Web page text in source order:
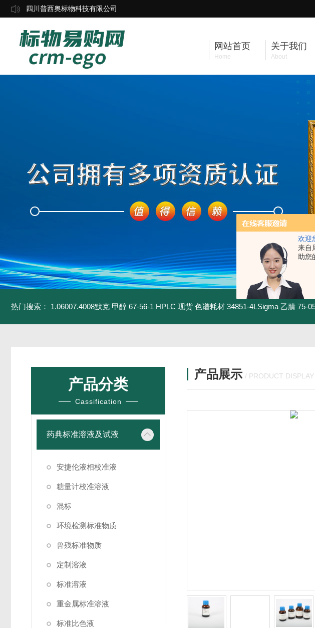
欢迎
来自
助您
四川普西奥标物科技有限公司
网站首页
Home
关于我们
About
热门搜索： 1.06007.4008默克 甲醇 67-56-1 HPLC 现货 色谱耗材 34851-4LSigma 乙腈 75-
产品分类
Cassification
药典标准溶液及试液
安捷伦液相校准液
糖量计校准溶液
混标
环境检测标准物质
兽残标准物质
定制溶液
标准溶液
重金属标准溶液
标准比色液
产品展示 / PRODUCT DISPLAY